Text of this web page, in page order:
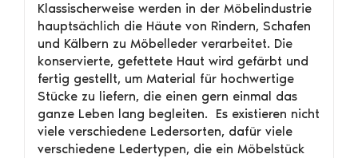
Klassischerweise werden in der Möbelindustrie
hauptsächlich die Häute von Rindern, Schafen
und Kälbern zu Möbelleder verarbeitet. Die
konservierte, gefettete Haut wird gefärbt und
fertig gestellt, um Material für hochwertige
Stücke zu liefern, die einen gern einmal das
ganze Leben lang begleiten. Es existieren nicht
viele verschiedene Ledersorten, dafür viele
verschiedene Ledertypen, die ein Möbelstück